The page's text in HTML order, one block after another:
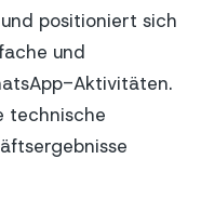
positioniert sich
und
Aktivitäten.
technische